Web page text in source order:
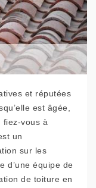
et réputées
est âgée,
fiez-vous à
un
sur les
d’une équipe de
de toiture en